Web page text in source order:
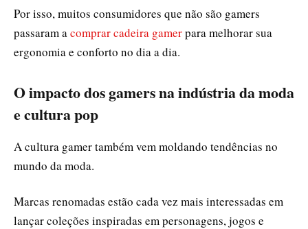
Por isso, muitos consumidores que não são gamers
passaram acomprar cadeira gamerpara melhorar sua
ergonomia e conforto no dia a dia.
O impacto dos gamers na indústria da moda
e cultura pop
A cultura gamer também vem moldando tendências no
mundo da moda.
Marcas renomadas estão cada vez mais interessadas em
lançar coleções inspiradas em personagens, jogos e